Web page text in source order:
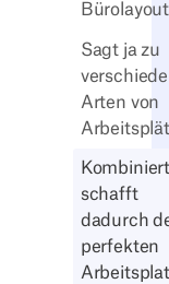
Sagt ja zu
Arten von
schafft
dadurch
perfekten